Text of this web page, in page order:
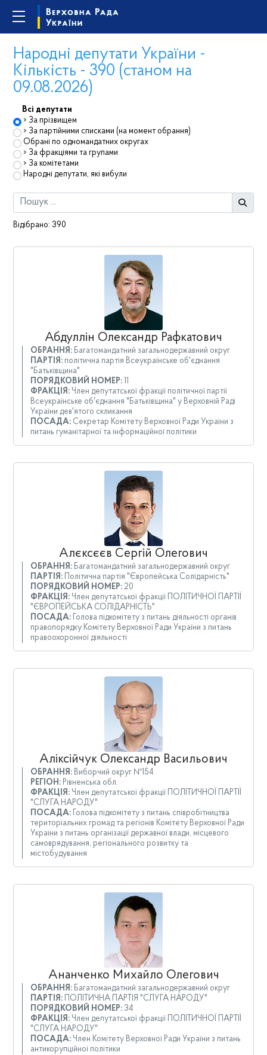
Народні депутати України -
Кількість - 390 (станом на
09.08.2026)
Всі депутати
За прізвищем
За партійними списками (на момент обрання)
Обрані по одномандатних округах
За фракціями та групами
За комітетами
Народні депутати, які вибули
Відібрано: 390
Абдуллін Олександр Рафкатович
ОБРАННЯ:Багатомандатний загальнодержавний округ
ПАРТІЯ:політична партія Всеукраїнське об'єднання
"Батьківщина"
ПОРЯДКОВИЙ НОМЕР:11
ФРАКЦІЯ:Член депутатської фракції політичної партії
Всеукраїнське об'єднання "Батьківщина" у Верховній Раді
України дев'ятого скликання
ПОСАДА:Секретар Комітету Верховної Ради України з
питань гуманітарної та інформаційної політики
Алєксєєв Сергій Олегович
ОБРАННЯ:Багатомандатний загальнодержавний округ
ПАРТІЯ:Політична партія "Європейська Солідарність"
ПОРЯДКОВИЙ НОМЕР:20
ФРАКЦІЯ:Член депутатської фракції ПОЛІТИЧНОЇ ПАРТІЇ
"ЄВРОПЕЙСЬКА СОЛІДАРНІСТЬ"
ПОСАДА:Голова підкомітету з питань діяльності органів
правопорядку Комітету Верховної Ради України з питань
правоохоронної діяльності
Аліксійчук Олександр Васильович
ОБРАННЯ:Виборчий округ №154
РЕГІОН:Рівненська обл.
ФРАКЦІЯ:Член депутатської фракції ПОЛІТИЧНОЇ ПАРТІЇ
"СЛУГА НАРОДУ"
ПОСАДА:Голова підкомітету з питань співробітництва
територіальних громад та регіонів Комітету Верховної Ради
України з питань організації державної влади, місцевого
самоврядування, регіонального розвитку та
містобудування
Ананченко Михайло Олегович
ОБРАННЯ:Багатомандатний загальнодержавний округ
ПАРТІЯ:ПОЛІТИЧНА ПАРТІЯ "СЛУГА НАРОДУ"
ПОРЯДКОВИЙ НОМЕР:34
ФРАКЦІЯ:Член депутатської фракції ПОЛІТИЧНОЇ ПАРТІЇ
"СЛУГА НАРОДУ"
ПОСАДА:Член Комітету Верховної Ради України з питань
антикорупційної політики